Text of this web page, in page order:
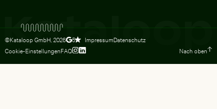
©Kataloop GmbH, 2026 5 ImpressumDatenschutz
Cookie-EinstellungenFAQ Nach oben